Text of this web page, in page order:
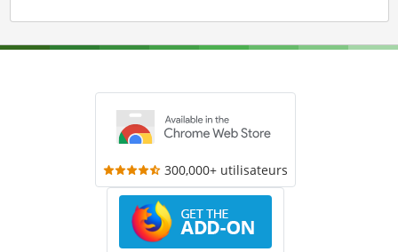
300,000+ utilisateurs